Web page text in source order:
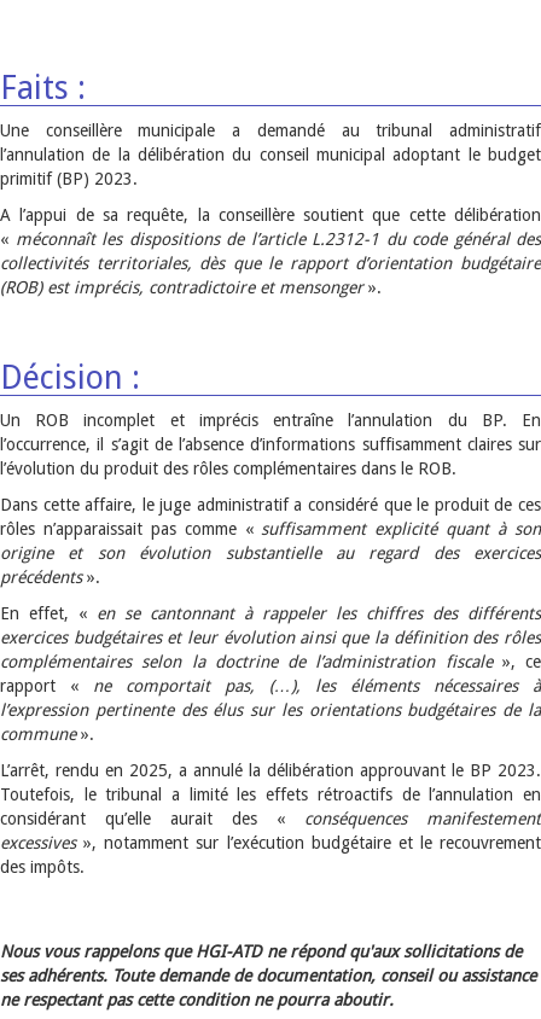
Faits :
Une conseillère municipale a demandé au tribunal administratif
l’annulation de la délibération du conseil municipal adoptant le budget
primitif (BP) 2023.
A l’appui de sa requête, la conseillère soutient que cette délibération
« méconnaît les dispositions de l’article L.2312-1 du code général des
collectivités territoriales, dès que le rapport d’orientation budgétaire
(ROB) est imprécis, contradictoire et mensonger».
Décision :
Un ROB incomplet et imprécis entraîne l’annulation du BP. En
l’occurrence, il s’agit de l’absence d’informations suffisamment claires sur
l’évolution du produit des rôles complémentaires dans le ROB.
Dans cette affaire, le juge administratif a considéré que le produit de ces
rôles n’apparaissait pas comme « suffisamment explicité quant à son
origine et son évolution substantielle au regard des exercices
précédents».
En effet, « en se cantonnant à rappeler les chiffres des différents
exercices budgétaires et leur évolution ainsi que la définition des rôles
complémentaires selon la doctrine de l’administration fiscale», ce
rapport « ne comportait pas, (…), les éléments nécessaires à
l’expression pertinente des élus sur les orientations budgétaires de la
commune».
L’arrêt, rendu en 2025, a annulé la délibération approuvant le BP 2023.
Toutefois, le tribunal a limité les effets rétroactifs de l’annulation en
considérant qu’elle aurait des « conséquences manifestement
excessives», notamment sur l’exécution budgétaire et le recouvrement
des impôts.
Nous vous rappelons que HGI-ATD ne répond qu'aux sollicitations de
ses adhérents. Toute demande de documentation, conseil ou assistance
ne respectant pas cette condition ne pourra aboutir.